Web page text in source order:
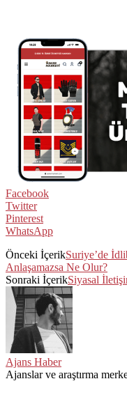
Facebook
Twitter
Pinterest
WhatsApp
Önceki İçerikSuriye’de
Anlaşamazsa Ne Olur?
Sonraki İçerikSiyasal
Ajans Haber
Ajanslar ve araştırma